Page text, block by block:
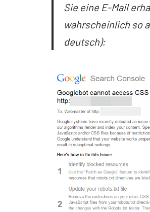
Sie eine E-Mail
wahrscheinlich so
deutsch):